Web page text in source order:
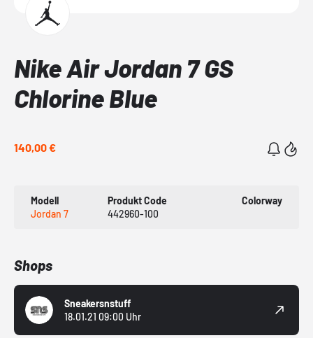
Nike Air Jordan 7 GS
Chlorine Blue
140,00 €
Modell
Jordan 7
Produkt Code
442960-100
Colorway
Shops
Sneakersnstuff
18.01.21 09:00 Uhr